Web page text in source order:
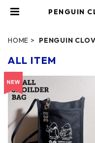
PENGUIN
HOME PENGUIN
ALL ITEM